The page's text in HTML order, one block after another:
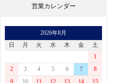
KYOCERA
NEC
IBM
日立
BROTHER
RICOH
EPSON
BROTHER
KYOCERA
XEROX
沖
営業カレンダー
2026年8月
日
月 火 水 木 金
土
1
2
3 4 5 6 7
8
9
10 11 12 13 14
15